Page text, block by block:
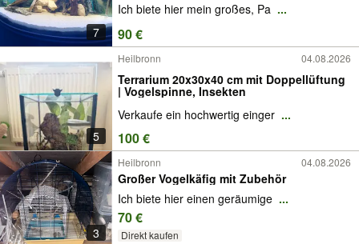
7
Ich biete hier mein großes, Pa ...
90 €
5
Heilbronn 04.08.2026
Terrarium 20x30x40 cm mit Doppellüftung
| Vogelspinne, Insekten
Verkaufe ein hochwertig einger ...
100 €
3
Heilbronn 04.08.2026
Großer Vogelkäfig mit Zubehör
Ich biete hier einen geräumige ...
70 €
Direkt kaufen